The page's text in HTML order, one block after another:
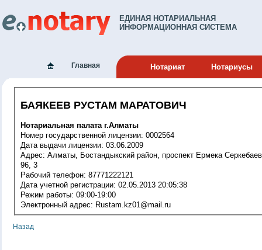
ЕДИНАЯ НОТАРИАЛЬНАЯ
ИНФОРМАЦИОННАЯ СИСТЕМА
Главная Нотариат Нотариусы
БАЯКЕЕВ РУСТАМ МАРАТОВИЧ
Нотариальная палата г.Алматы
Номер государственной лицензии: 0002564
Дата выдачи лицензии: 03.06.2009
Адрес: Алматы, Бостандыкский район, проспект Ермека Серкебаева,
96, 3
Рабочий телефон: 87771222121
Дата учетной регистрации: 02.05.2013 20:05:38
Режим работы: 09:00-19:00
Электронный адрес: Rustam.kz01@mail.ru
Назад